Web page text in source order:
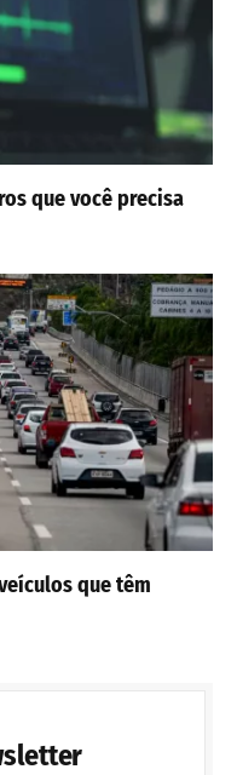
que você precisa
que têm